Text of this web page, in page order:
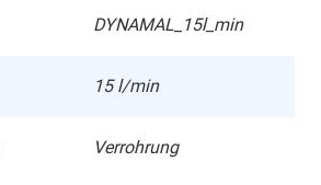
DYNAMAL_15l_min
15 l/min
Verrohrung